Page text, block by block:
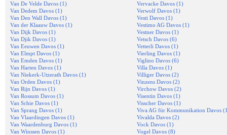
Van De Velde Davos (1)
Van Dedem Davos (1)
Van Den Wall Davos (1)
Van der Klaauw Davos (1)
Van Dijk Davos (1)
Van Djik Davos (1)
Van Eeuwen Davos (1)
Van Elmpt Davos (1)
Van Emden Davos (1)
Van Harten Davos (1)
Van Niekerk-Utzerath Davos (1)
Van Orden Davos (1)
Van Rijn Davos (1)
Van Rossum Davos (1)
Van Schie Davos (1)
Van Sprang Davos (1)
Van Vlaardingen Davos (1)
Van Waardenburg Davos (1)
Van Winssen Davos (1)
Vervacke Davos (1)
Verwolf Davos (1)
Vesti Davos (1)
Vestimo AG Davos (1)
Vestner Davos (1)
Vetsch Davos (6)
Vetterli Davos (1)
Vierling Davos (1)
Viglino Davos (6)
Villa Davos (1)
Villiger Davos (2)
Vinzens Davos (2)
Virchow Davos (2)
Visentin Davos (1)
Visscher Davos (1)
Viva AG für Kommunikation Davos
Vivalda Davos (2)
Vock Davos (1)
Vogel Davos (8)